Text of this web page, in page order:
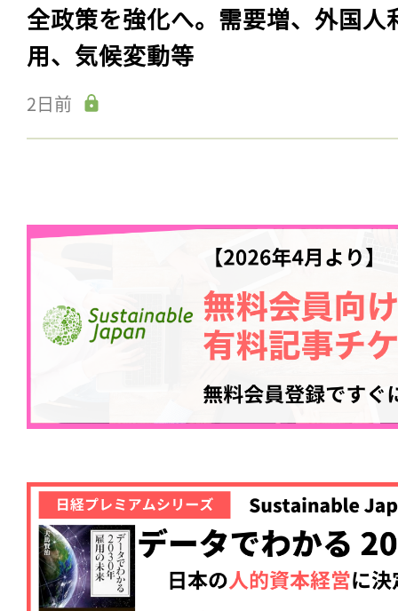
全政策を強化へ。需要増、外国人
用、気候変動等
2日前